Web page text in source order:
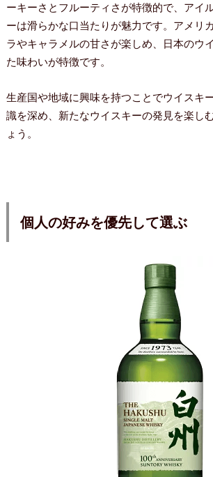
ーキーさとフルーティさが特徴的で、アイ
ーは滑らかな口当たりが魅力です。アメリ
ラやキャラメルの甘さが楽しめ、日本のウ
た味わいが特徴です。
生産国や地域に興味を持つことでウイスキ
識を深め、新たなウイスキーの発見を楽し
ょう。
個人の好みを優先して選ぶ